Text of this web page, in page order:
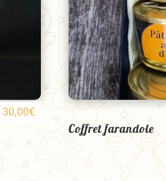
30,00€PLAGE
Coffret farandole